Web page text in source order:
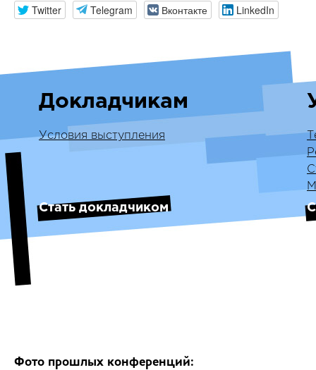
Twitter Telegram Вконтакте LinkedIn
Стать докладчиком
Докладчикам
Условия выступления
Фото прошлых конференций: